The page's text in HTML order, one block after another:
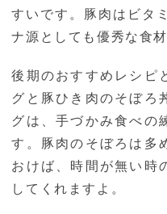
すいです。豚肉はビタ
ナ源としても優秀な食材
後期のおすすめレシピ
グと豚ひき肉のそぼろ
グは、手づかみ食べの
す。豚肉のそぼろは多
おけば、時間が無い時
してくれますよ。